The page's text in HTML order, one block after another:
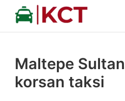
İçeriğe
Maltepe
korsan taksi